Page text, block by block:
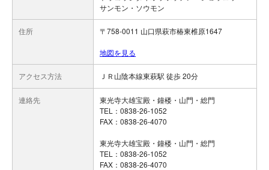
サンモン・ソウモン
住所 〒758-0011 山口県萩市椿東椎原1647
地図を見る
アクセス方法 ＪＲ山陰本線東萩駅 徒歩 20分
連絡先
東光寺大雄宝殿・鐘楼・山門・総門
TEL：0838-26-1052
FAX：0838-26-4070
東光寺大雄宝殿・鐘楼・山門・総門
TEL：0838-26-1052
FAX：0838-26-4070